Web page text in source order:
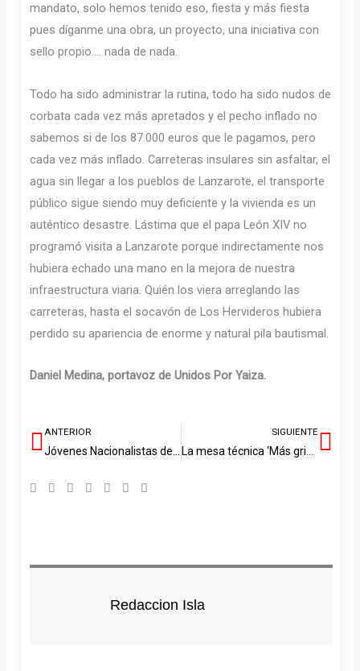
mandato, solo hemos tenido eso, fiesta y más fiesta
pues díganme una obra, un proyecto, una iniciativa con
sello propio…. nada de nada.
Todo ha sido administrar la rutina, todo ha sido nudos de
corbata cada vez más apretados y el pecho inflado no
sabemos si de los 87.000 euros que le pagamos, pero
cada vez más inflado. Carreteras insulares sin asfaltar, el
agua sin llegar a los pueblos de Lanzarote, el transporte
público sigue siendo muy deficiente y la vivienda es un
auténtico desastre. Lástima que el papa León XIV no
programó visita a Lanzarote porque indirectamente nos
hubiera echado una mano en la mejora de nuestra
infraestructura viaria. Quién los viera arreglando las
carreteras, hasta el socavón de Los Hervideros hubiera
perdido su apariencia de enorme y natural pila bautismal.
Daniel Medina, portavoz de Unidos Por Yaiza.
Ant
ANTERIOR SIGUIENTE
Redaccion Isla